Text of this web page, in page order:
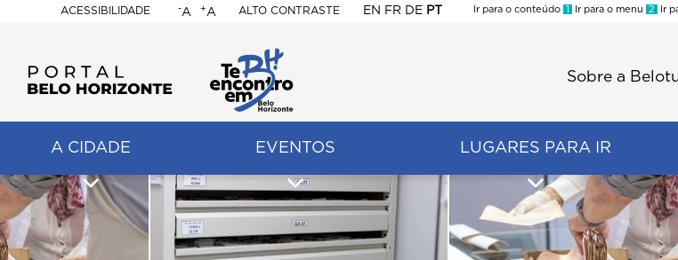
ACESSIBILIDADE
BELO
HORIZONTE
-A +A ALTO CONTRASTE EN FR DE PT
Ir para o conteúdo 1 Ir para o menu 2 Ir
Sobre a
A CIDADE EVENTOS LUGARES PARA IR